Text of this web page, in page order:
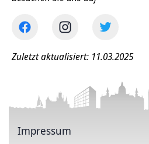
Zuletzt aktualisiert: 11.03.2025
Impressum